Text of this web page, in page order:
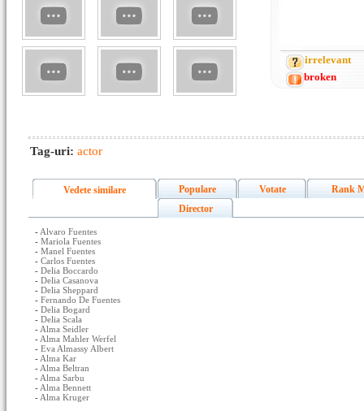
irrelevant
broken
Tag-uri: actor
Vedete similare Populare Votate
Rank
Director
- Alvaro Fuentes
- Mariola Fuentes
- Manel Fuentes
- Carlos Fuentes
- Delia Boccardo
- Delia Casanova
- Delia Sheppard
- Fernando De Fuentes
- Delia Bogard
- Delia Scala
- Alma Seidler
- Alma Mahler Werfel
- Eva Almassy Albert
- Alma Kar
- Alma Beltran
- Alma Sarbu
- Alma Bennett
- Alma Kruger